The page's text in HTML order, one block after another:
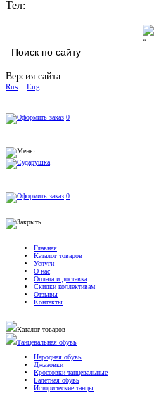
Версия сайта
Rus Eng
0
0
Главная
Каталог товаров
Услуги
О нас
Оплата и доставка
Скидки коллективам
Отзывы
Контакты
Каталог товаров
Танцевальная обувь
Народная обувь
Джазовки
Кроссовки танцевальные
Балетная обувь
Исторические танцы